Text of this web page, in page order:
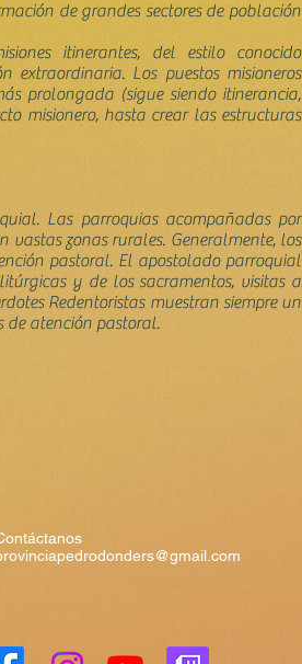
de grandes sectores de población
itinerantes, del estilo conocido
Los puestos misioneros
prolongada (sigue siendo itinerancia,
misionero, hasta crear las estructuras
Las parroquias acompañadas por
vastas zonas rurales. Generalmente, los
pastoral. El apostolado parroquial
y de los sacramentos, visitas a
Redentoristas muestran siempre un
de atención pastoral.